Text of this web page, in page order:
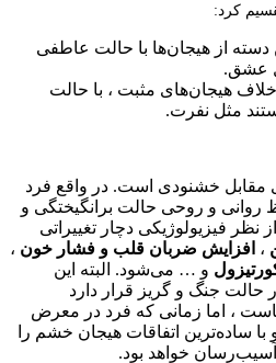
از هیجان‌ها با حالت عاطفی
هیجان‌های مثبت ، با حالت
مثل نفرت.
خشنودی است. در واقع فرد
و روحی حالت برانگیختگی و
فیزیولوژیکی دچار تغییراتی
ضربان قلب و فشار خون،
و … می‌شود. البته این
جنگ و گریز قرار دارد
اما زمانی که فرد در معرض
اتفاقات هیجان خشم را
خواهد بود.